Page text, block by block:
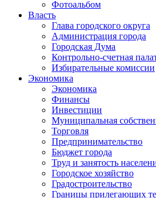
Фотоальбом
Власть
Глава городского округа
Администрация города
Городская Дума
Контрольно-счетная
Избирательные комиссии
Экономика
Экономика
Финансы
Инвестиции
Муниципальная
Торговля
Предпринимательство
Бюджет города
Труд и занятость
Городское хозяйство
Градостроительство
Границы прилегающих